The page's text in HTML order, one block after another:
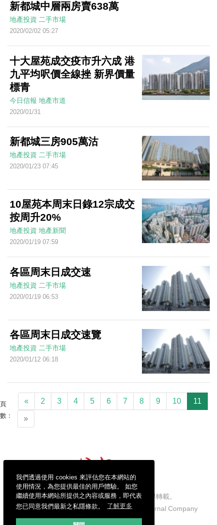
我們透過使用 cookies 來評估您在本網站的
使用情況，為您提供最佳的用戶體驗。 如您
繼續使用本網站所提供之內容或服務，即代表
您已同意我們最新之私隱條款。
了解更多
新都城中層兩房賣638萬
地產投資 二手市場
2020/02/02 05:27
十大屋苑成交疫市升六成 港
九平均呎價全線挫 新界價量
標青
今日信報 地產市道
2020/01/31
新都城三房905萬沽
地產投資 二手市場
2020/01/23 07:45
10屋苑本周末日錄12宗成交
按周升20%
地產投資 地產新聞
2020/01/19 07:59
各區周末日成交速
地產投資 二手市場
2020/01/19 06:53
各區周末日成交速覽
地產投資 二手市場
2020/01/12 06:18
頁
數：
« 2 3 4 5 6 7 8 9 10 11
»
信報財經新聞有限公司版權所有，不得轉載。
Copyright © 2026 Hong Kong Economic Journal Company
Limited. All rights reserved.